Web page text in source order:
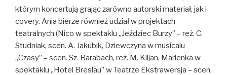
którym koncertują grając zarówno autorski materiał, jak i
covery. Ania bierze również udział w projektach
teatralnych (Nico w spektaklu „Jeździec Burzy” – reż. C.
Studniak, scen. A. Jakubik, Dziewczyna w musicalu
„Czasy” – scen. Sz. Barabach, reż. M. Kiljan, Marlenka w
spektaklu „Hotel Breslau” w Teatrze Ekstrawersja – scen.